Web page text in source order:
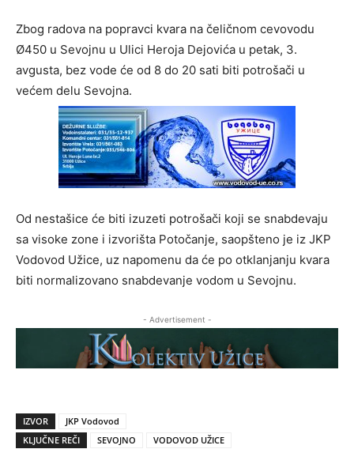
Zbog radova na popravci kvara na čeličnom cevovodu
Ø450 u Sevojnu u Ulici Heroja Dejovića u petak, 3.
avgusta, bez vode će od 8 do 20 sati biti potrošači u
većem delu Sevojna.
Od nestašice će biti izuzeti potrošači koji se snabdevaju
sa visoke zone i izvorišta Potočanje, saopšteno je iz JKP
Vodovod Užice, uz napomenu da će po otklanjanju kvara
biti normalizovano snabdevanje vodom u Sevojnu.
- Advertisement -
IZVOR
JKP Vodovod
KLJUČNE REČI
SEVOJNO VODOVOD UŽICE